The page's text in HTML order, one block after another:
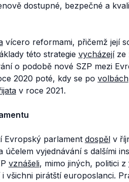
dostupné, bezpečné a
vícero reformami, přičemž její
této strategie vycházejíze
o podobě nové SZP mezi
2020 poté, kdy se po volbách
v roce 2021.
Evropský parlament dospělv
účelem vyjednávání s dalšími
vznášeli, mimo jiných, politici z
i všichni pirátští europoslanci.